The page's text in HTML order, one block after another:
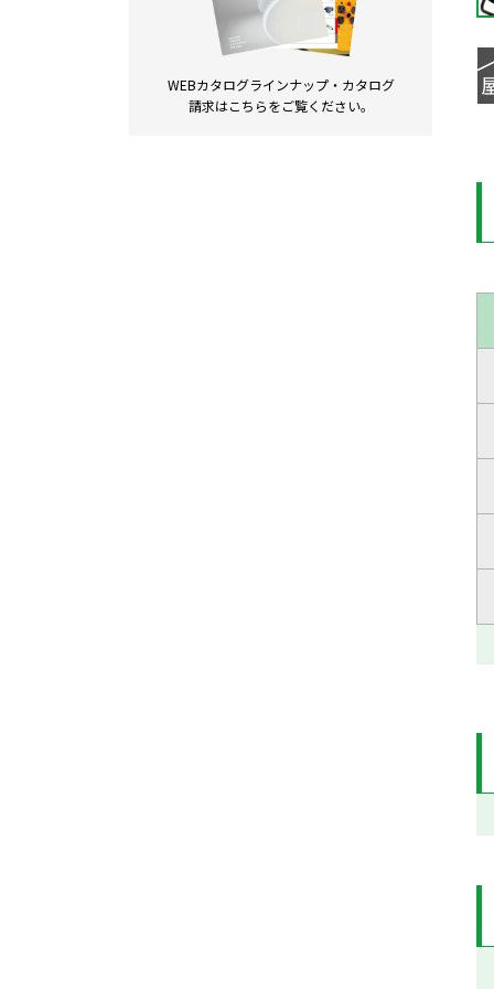
WEBカタログラインナップ・ カタログ
請求はこちらをご覧ください。